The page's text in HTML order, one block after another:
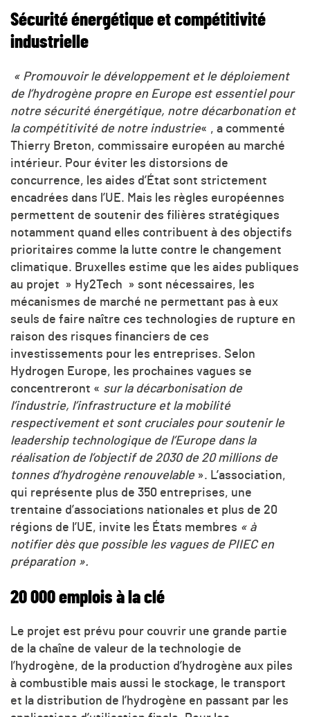
Sécurité énergétique et compétitivité
industrielle
« Promouvoir le développement et le déploiement
de l’hydrogène propre en Europe est essentiel pour
notre sécurité énergétique, notre décarbonation et
la compétitivité de notre industrie« , a commenté
Thierry Breton, commissaire européen au marché
intérieur. Pour éviter les distorsions de
concurrence, les aides d’État sont strictement
encadrées dans l’UE. Mais les règles européennes
permettent de soutenir des filières stratégiques
notamment quand elles contribuent à des objectifs
prioritaires comme la lutte contre le changement
climatique. Bruxelles estime que les aides publiques
au projet » Hy2Tech » sont nécessaires, les
mécanismes de marché ne permettant pas à eux
seuls de faire naître ces technologies de rupture en
raison des risques financiers de ces
investissements pour les entreprises. Selon
Hydrogen Europe, les prochaines vagues se
concentreront « sur la décarbonisation de
l’industrie, l’infrastructure et la mobilité
respectivement et sont cruciales pour soutenir le
leadership technologique de l’Europe dans la
réalisation de l’objectif de 2030 de 20 millions de
tonnes d’hydrogène renouvelable ». L’association,
qui représente plus de 350 entreprises, une
trentaine d’associations nationales et plus de 20
régions de l’UE, invite les États membres « à
notifier dès que possible les vagues de PIIECen
préparation ».
20 000 emplois à la clé
Le projet est prévu pour couvrir une grande partie
de la chaîne de valeur de la technologie de
l’hydrogène, de la production d’hydrogène aux piles
à combustible mais aussi le stockage, le transport
et la distribution de l’hydrogène en passant par les